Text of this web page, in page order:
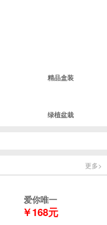
精品盒装
绿植盆栽
更多>
爱你唯一
￥168元